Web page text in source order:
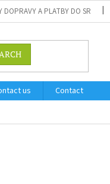
DOPRAVY A PLATBY DO SR
us
Contact